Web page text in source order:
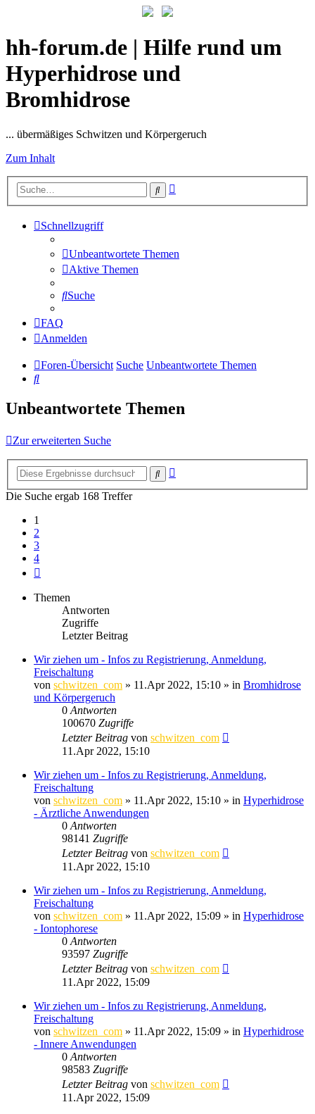
hh-forum.de | Hilfe rund um
Hyperhidrose und
Bromhidrose
... übermäßiges Schwitzen und Körpergeruch
Zum Inhalt
Suche
Schnellzugriff
Unbeantwortete Themen
Aktive Themen
Suche
FAQ
Anmelden
Foren-Übersicht Suche Unbeantwortete Themen
Suche
Unbeantwortete Themen
Zur erweiterten Suche
Suche
Die Suche ergab 168 Treffer
1
2
3
4
Themen
Antworten
Zugriffe
Letzter Beitrag
Wir ziehen um - Infos zu Registrierung, Anmeldung,
Freischaltung
von schwitzen_com » 11.Apr 2022, 15:10 » in Bromhidrose
und Körpergeruch
0 Antworten
100670 Zugriffe
Letzter Beitrag von schwitzen_com
11.Apr 2022, 15:10
Wir ziehen um - Infos zu Registrierung, Anmeldung,
Freischaltung
von schwitzen_com » 11.Apr 2022, 15:10 » in Hyperhidrose
- Ärztliche Anwendungen
0 Antworten
98141 Zugriffe
Letzter Beitrag von schwitzen_com
11.Apr 2022, 15:10
Wir ziehen um - Infos zu Registrierung, Anmeldung,
Freischaltung
von schwitzen_com » 11.Apr 2022, 15:09 » in Hyperhidrose
- Iontophorese
0 Antworten
93597 Zugriffe
Letzter Beitrag von schwitzen_com
11.Apr 2022, 15:09
Wir ziehen um - Infos zu Registrierung, Anmeldung,
Freischaltung
von schwitzen_com » 11.Apr 2022, 15:09 » in Hyperhidrose
- Innere Anwendungen
0 Antworten
98583 Zugriffe
Letzter Beitrag von schwitzen_com
11.Apr 2022, 15:09